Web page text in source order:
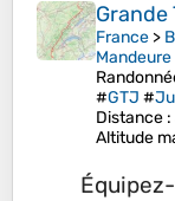
Grande
France >
Mandeure
#GTJ #
Distance
Altitude